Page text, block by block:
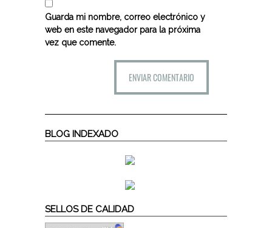
Guarda mi nombre, correo electrónico y
web en este navegador para la próxima
vez que comente.
BLOG INDEXADO
SELLOS DE CALIDAD